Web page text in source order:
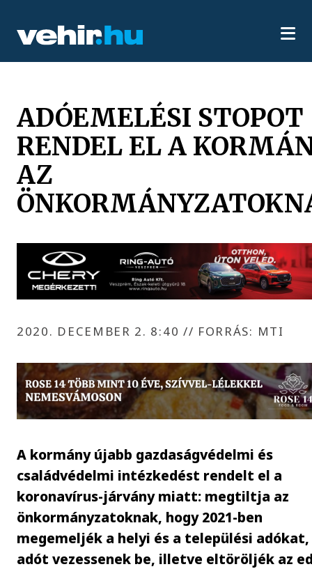
ADÓEMELÉSI STOPOT
RENDEL EL A
AZ
2020. DECEMBER 2. 8:40 // FORRÁS: MTI
A kormány újabb gazdaságvédelmi és
családvédelmi intézkedést rendelt el a
koronavírus-járvány miatt: megtiltja az
önkormányzatoknak, hogy 2021-ben
megemeljék a helyi és a települési
adót vezessenek be, illetve eltöröljék az